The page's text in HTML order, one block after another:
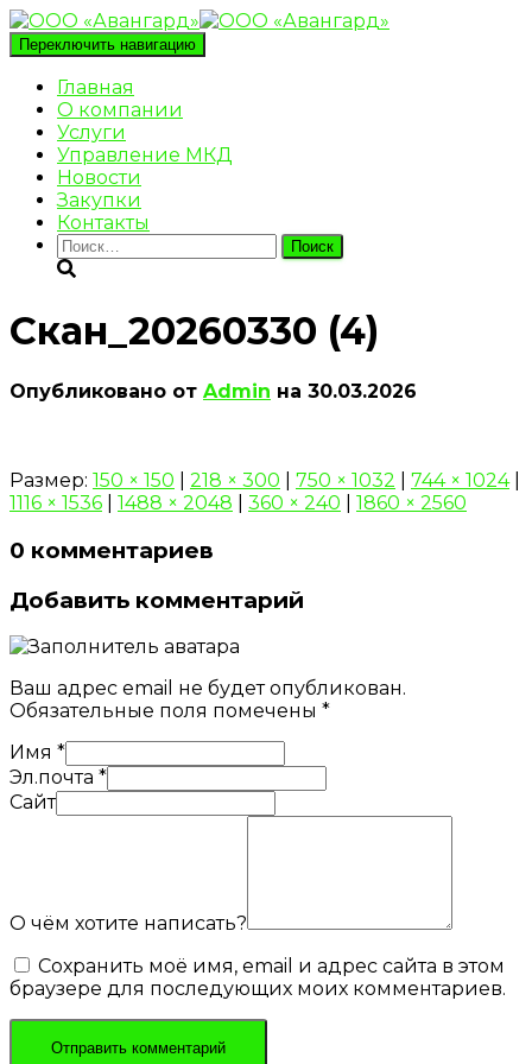
Переключить навигацию
Главная
О компании
Услуги
Управление МКД
Новости
Закупки
Контакты
Найти:
Скан_20260330 (4)
Опубликовано от Admin на 30.03.2026
Размер: 150 × 150 218 × 300 750 × 1032 744 × 1024
1116 × 1536
1488 × 2048 360 × 240 1860 × 2560
0 комментариев
Добавить комментарий
Ваш адрес email не будет опубликован.
Обязательные поля помечены *
Имя *
Эл.почта *
Сайт
О чём хотите написать?
Сохранить моё имя, email и адрес сайта в этом
браузере для последующих моих комментариев.